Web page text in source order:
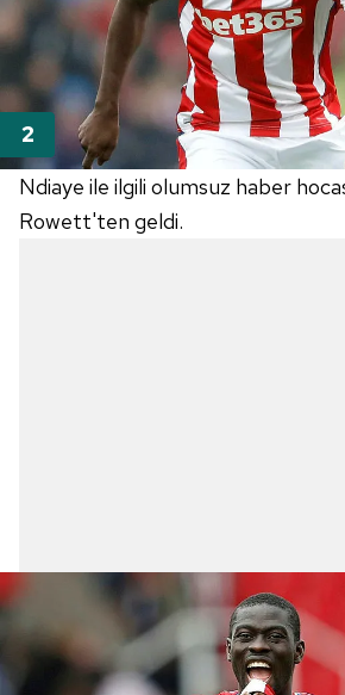
Ndiaye ile ilgili olumsuz haber
Rowett'ten geldi.